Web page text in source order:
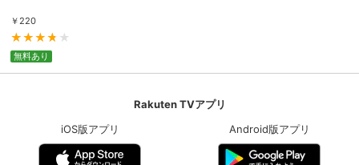
￥ 220
無料あり
Rakuten TVアプリ
iOS版アプリ
Android版アプリ